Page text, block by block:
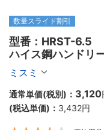
数量スライド割引
型番：HRST-6.5
ハイス鋼ハンドリ
位指定タイプ
ミスミ
通常単価(税別)： 3,120
(税込単価)： 3,432円